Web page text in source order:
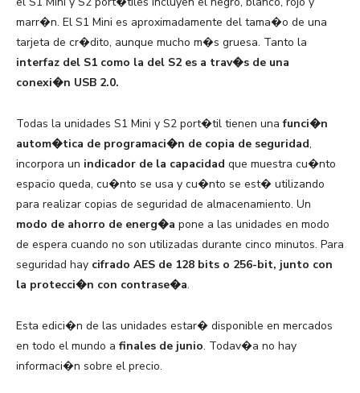
marr�n. El S1 Mini es aproximadamente del tama�o de una
tarjeta de cr�dito, aunque mucho m�s gruesa. Tanto la
interfaz del S1 como la del S2 es a trav�s de una
conexi�n USB 2.0.
Todas la unidades S1 Mini y S2 port�til tienen unafunci�n
autom�tica de programaci�n de copia de seguridad,
incorpora un indicador de la capacidad que muestra cu�nto
espacio queda, cu�nto se usa y cu�nto se est� utilizando
para realizar copias de seguridad de almacenamiento. Un
modo de ahorro de energ�a pone a las unidades en modo
de espera cuando no son utilizadas durante cinco minutos. Para
seguridad hay cifrado AES de 128 bits o 256-bit, junto con
la protecci�n con contrase�a.
Esta edici�n de las unidades estar� disponible en mercados
en todo el mundo a finales de junio. Todav�a no hay
informaci�n sobre el precio.